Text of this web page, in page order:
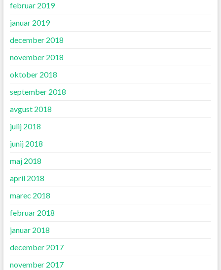
februar 2019
januar 2019
december 2018
november 2018
oktober 2018
september 2018
avgust 2018
julij 2018
junij 2018
maj 2018
april 2018
marec 2018
februar 2018
januar 2018
december 2017
november 2017